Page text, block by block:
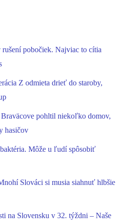
rušení pobočiek. Najviac to cítia
Z odmieta drieť do staroby,
pohltil niekoľko domov,
hasičov
Môže u ľudí spôsobiť
Slováci si musia siahnuť hlbšie
na Slovensku v 32. týždni – Naše